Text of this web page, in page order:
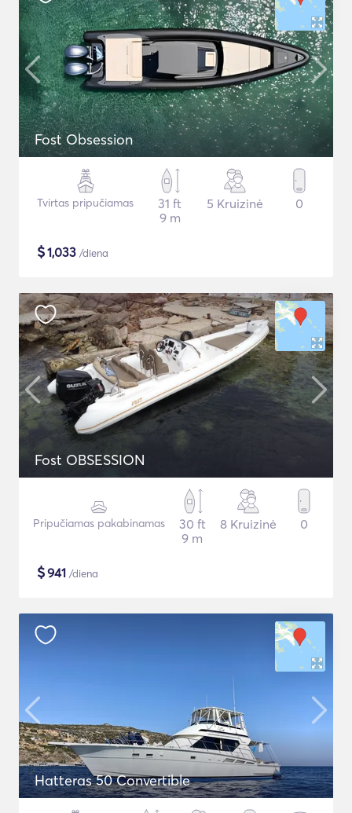
Fost Obsession
Tvirtas pripučiamas
31 ft
9 m
5 Kruizinė 0
$1,033 /diena
Fost OBSESSION
Pripučiamas pakabinamas
30 ft
9 m
8 Kruizinė 0
$941 /diena
Hatteras 50 Convertible